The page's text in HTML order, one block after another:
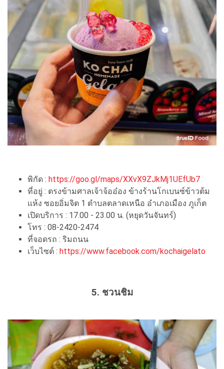
พิกัด : https://goo.gl/maps/XXvX9ZJkMj1UEfUb7
ที่อยู่ : ตรงข้ามศาลเจ้าจ้ออ๋อง ข้างร้านโกเบนซ์ข้าวต้ม
แห้ง ซอยอิ่มจิต 1 ตำบลตลาดเหนือ อำเภอเมือง ภูเก็ต
เปิดบริการ : 17.00 - 23.00 น. (หยุดวันจันทร์)
โทร : 08-2420-2474
ที่จอดรถ : ริมถนน
เว็บไซต์ : https://www.facebook.com/kochaigelato
5. ชวนชิม